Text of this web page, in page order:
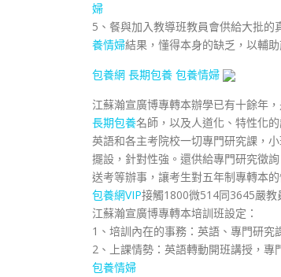
婦
5、餐與加入教導班教員會供給大批的
養情婦結果，懂得本身的缺乏，以輔
包養網 長期包養 包養情婦
江蘇瀚宣廣博專轉本辦學已有十餘年
長期包養名師，以及人道化、特性化
英語和各主考院校一切專門研究課，
擺設，針對性強。還供給專門研究徵
送考等辦事，讓考生對五年制專轉本
包養網VIP接觸1800微514同3645嚴教
江蘇瀚宣廣博專轉本培訓班設定：
1、培訓內在的事務：英語、專門研究
2、上課情勢：英語轉動開班講授，專
包養情婦